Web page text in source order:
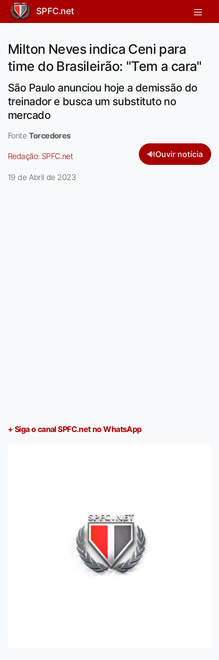
SPFC.net
Milton Neves indica Ceni para
time do Brasileirão: "Tem a cara"
São Paulo anunciou hoje a demissão do
treinador e busca um substituto no
mercado
Fonte Torcedores
Redação: SPFC.net 🔊Ouvir notícia
19 de Abril de 2023
+ Siga o canal SPFC.net no WhatsApp